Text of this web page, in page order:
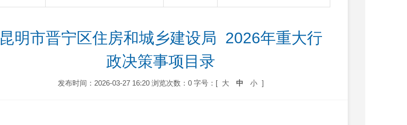
昆明市晋宁区住房和城乡建设局  2026年重大行
政决策事项目录
发布时间：2026-03-27 16:20 浏览次数：0 字号：[ 大 中 小 ]